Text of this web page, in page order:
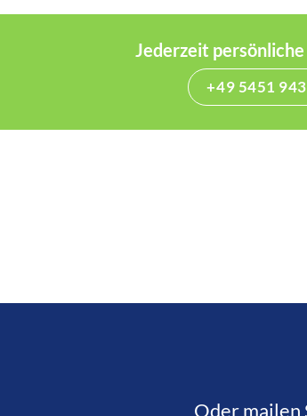
Jederzeit
+49 5451
Oder mailen